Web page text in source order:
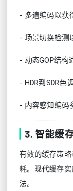
- 多遍编码以获
- 场景切换检测
- 动态GOP结构
- HDR到SDR色
- 内容感知编码
3. 智能缓
有效的缓存策
耗。现代缓存
法。